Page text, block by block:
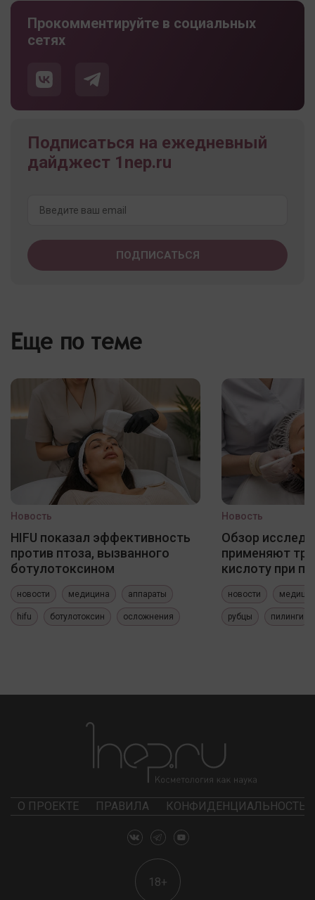
Прокомментируйте в социальных
сетях
Подписаться на ежедневный
дайджест 1nep.ru
Еще по теме
Новость
HIFU показал эффективность
против птоза, вызванного
ботулотоксином
новости медицина аппараты
hifu ботулотоксин осложнения
Новость
Обзор
применяют
кислоту при
новости
рубцы пилинги
О ПРОЕКТЕ ПРАВИЛА КОНФИДЕНЦИАЛЬНОСТЬ
18+